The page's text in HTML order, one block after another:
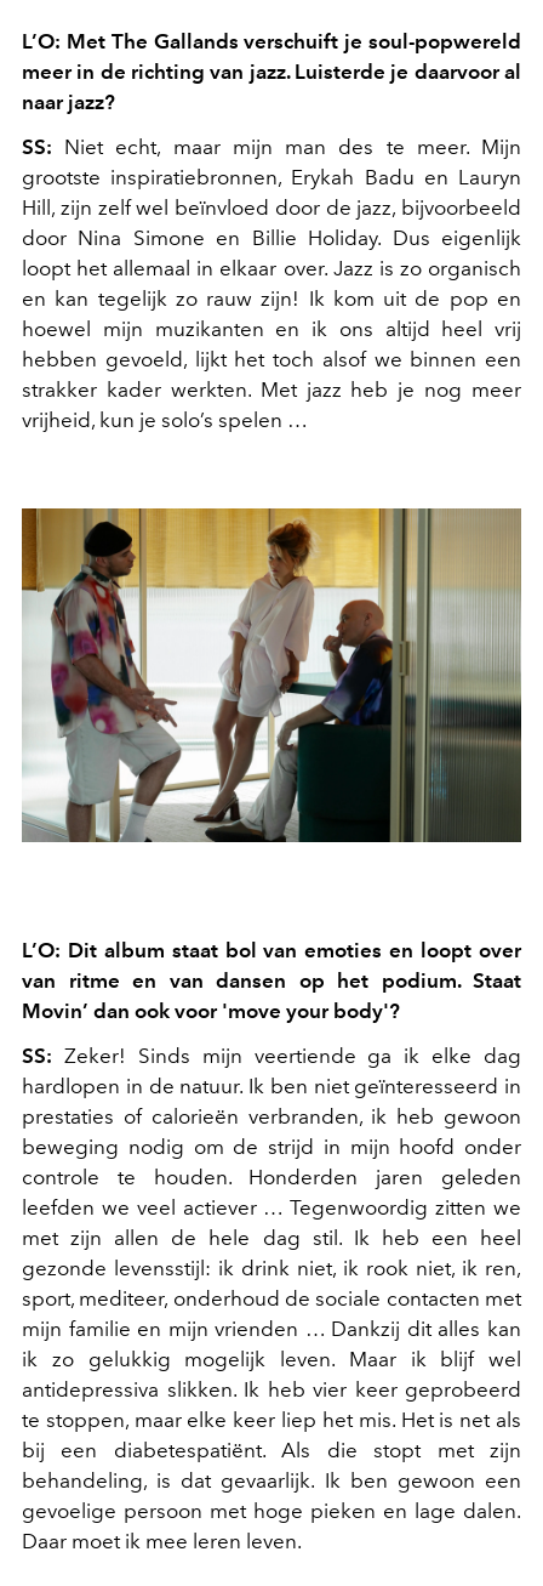
L’O: Met The Gallands verschuift je soul-popwereld
meer in de richting van jazz. Luisterde je daarvoor al
naar jazz?
SS: Niet echt, maar mijn man des te meer. Mijn
grootste inspiratiebronnen, Erykah Badu en Lauryn
Hill, zijn zelf wel beïnvloed door de jazz, bijvoorbeeld
door Nina Simone en Billie Holiday. Dus eigenlijk
loopt het allemaal in elkaar over. Jazz is zo organisch
en kan tegelijk zo rauw zijn! Ik kom uit de pop en
hoewel mijn muzikanten en ik ons altijd heel vrij
hebben gevoeld, lijkt het toch alsof we binnen een
strakker kader werkten. Met jazz heb je nog meer
vrijheid, kun je solo’s spelen …
L’O: Dit album staat bol van emoties en loopt over
van ritme en van dansen op het podium. Staat
Movin’ dan ook voor 'move your body'?
SS: Zeker! Sinds mijn veertiende ga ik elke dag
hardlopen in de natuur. Ik ben niet geïnteresseerd in
prestaties of calorieën verbranden, ik heb gewoon
beweging nodig om de strijd in mijn hoofd onder
controle te houden. Honderden jaren geleden
leefden we veel actiever … Tegenwoordig zitten we
met zijn allen de hele dag stil. Ik heb een heel
gezonde levensstijl: ik drink niet, ik rook niet, ik ren,
sport, mediteer, onderhoud de sociale contacten met
mijn familie en mijn vrienden … Dankzij dit alles kan
ik zo gelukkig mogelijk leven. Maar ik blijf wel
antidepressiva slikken. Ik heb vier keer geprobeerd
te stoppen, maar elke keer liep het mis. Het is net als
bij een diabetespatiënt. Als die stopt met zijn
behandeling, is dat gevaarlijk. Ik ben gewoon een
gevoelige persoon met hoge pieken en lage dalen.
Daar moet ik mee leren leven.